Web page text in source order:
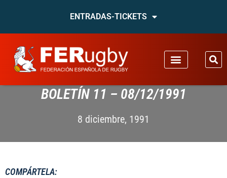
ENTRADAS-TICKETS
BOLETÍN 11 – 08/12/1991
8 diciembre, 1991
COMPÁRTELA: